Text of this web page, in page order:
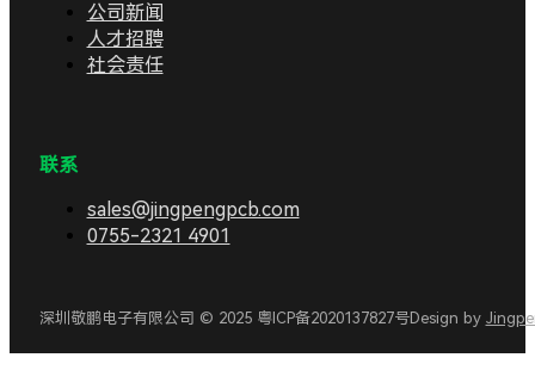
公司新闻
人才招聘
社会责任
联系
sales@jingpengpcb.com
0755-2321 4901
深圳敬鹏电子有限公司 © 2025 粤ICP备2020137827号Design by